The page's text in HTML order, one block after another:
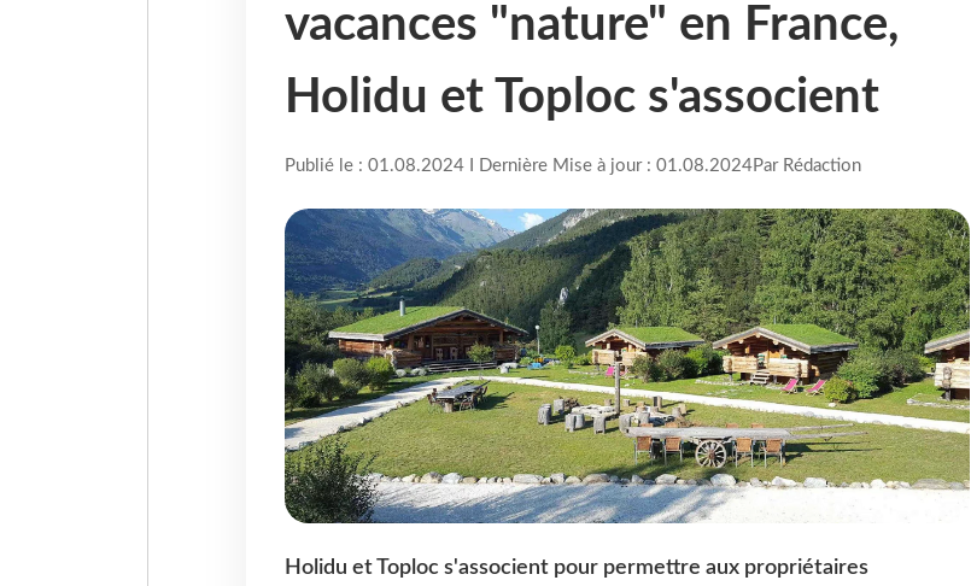
vacances "nature" en France,
Holidu et Toploc s'associent
Publié le : 01.08.2024 I Dernière Mise à jour : 01.08.2024Par Rédaction
Holidu et Toploc s'associent pour permettre aux propriétaires